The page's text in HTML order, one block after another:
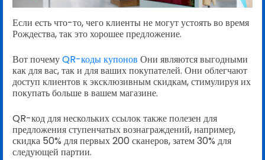
Если есть что-то, чего клиенты не могут устоять во время
Рождества, так это хорошее предложение.
Вот почемуQR-коды купонов Они являются выгодными
как для вас, так и для ваших покупателей. Они облегчают
доступ клиентов к эксклюзивным скидкам, стимулируя их
покупать больше в вашем магазине.
QR-код для нескольких ссылок также полезен для
предложения ступенчатых вознаграждений, например,
скидка 50% для первых 200 сканеров, затем 30% для
следующей партии.